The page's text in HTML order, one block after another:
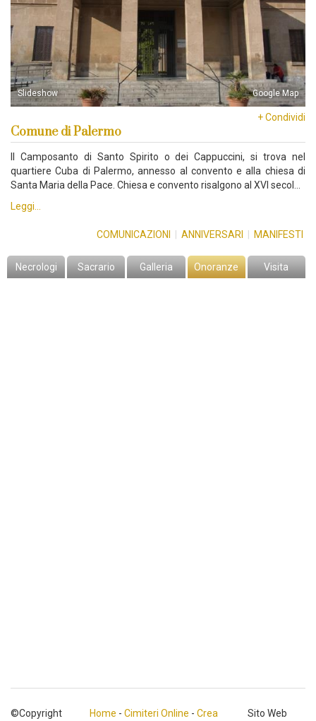
Slideshow Google Map
+ Condividi
Comune di Palermo
Il Camposanto di Santo Spirito o dei Cappuccini, si trova nel
quartiere Cuba di Palermo, annesso al convento e alla chiesa di
Santa Maria della Pace. Chiesa e convento risalgono al XVI secol…
Leggi...
COMUNICAZIONI ANNIVERSARI MANIFESTI
Necrologi Sacrario Galleria Onoranze Visita
©Copyright Home - Cimiteri Online - Crea Sito Web